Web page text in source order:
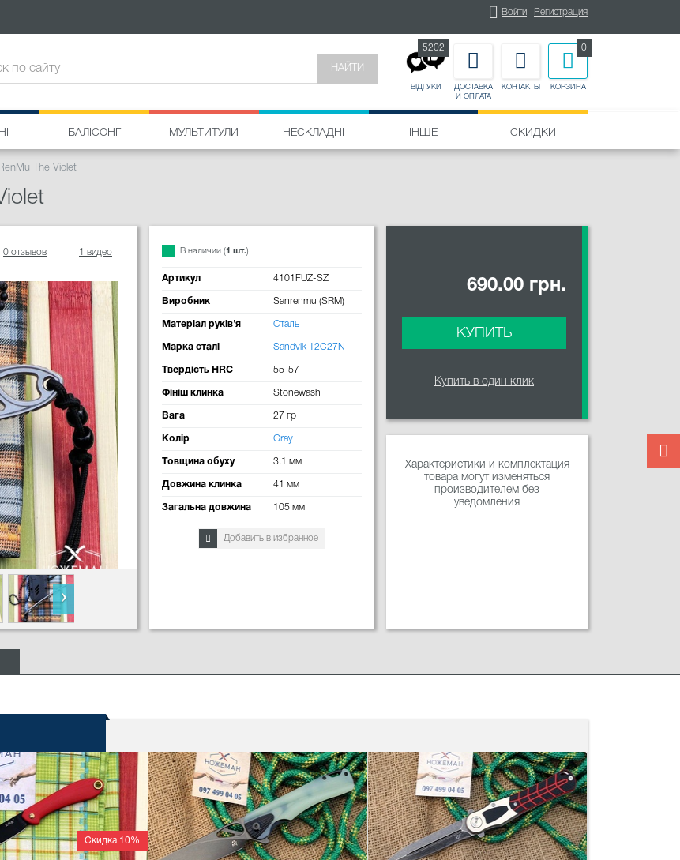
Войти Регистрация
НАЙТИ
ВІДГУКИ
5202
ДОСТАВКА
И ОПЛАТА
КОНТАКТЫ КОРЗИНА
0
БАЛІСОНГ МУЛЬТИТУЛИ НЕСКЛАДНІ ІНШЕ СКИДКИ
The Violet
0 отзывов 1 видео В наличии (1 шт.)
Артикул 4101FUZ-SZ
Виробник Sanrenmu (SRM)
Матеріал руків'я Сталь
Марка сталі Sandvik 12C27N
Твердість HRC 55-57
Фініш клинка Stonewash
Вага 27 гр
Колір Gray
Товщина обуху 3.1 мм
Довжина клинка 41 мм
Загальна довжина 105 мм
Добавить в избранное
690.00 грн.
КУПИТЬ
Купить в один клик
Характеристики и комплектация
товара могут изменяться
производителем без
уведомления
Скидка 10%